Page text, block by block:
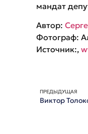
мандат
Автор:
Фотограф:
Источник:,
ПРЕДЫДУЩАЯ
Виктор